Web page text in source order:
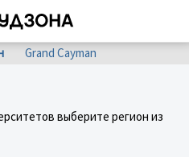
Grand Cayman
выберите регион из